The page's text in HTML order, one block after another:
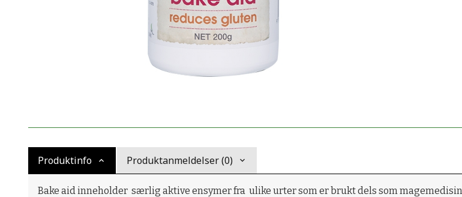
Produktinfo Produktanmeldelser (0)
Bake aid inneholder særlig aktive ensymer fra ulike urter som er brukt dels som